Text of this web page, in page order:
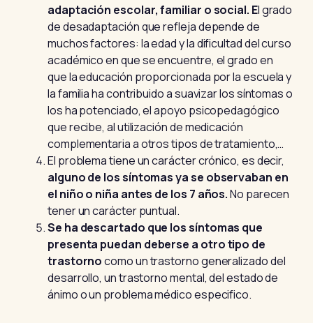
adaptación escolar, familiar o social. El grado
de desadaptación que refleja depende de
muchos factores: la edad y la dificultad del curso
académico en que se encuentre, el grado en
que la educación proporcionada por la escuela y
la familia ha contribuido a suavizar los síntomas o
los ha potenciado, el apoyo psicopedagógico
que recibe, al utilización de medicación
complementaria a otros tipos de tratamiento,…
El problema tiene un carácter crónico, es decir,
alguno de los síntomas ya se observaban en
el niño o niña antes de los 7 años.No parecen
tener un carácter puntual.
Se ha descartado que los síntomas que
presenta puedan deberse a otro tipo de
trastornocomo un trastorno generalizado del
desarrollo, un trastorno mental, del estado de
ánimo o un problema médico especifico.